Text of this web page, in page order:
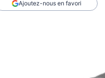
Ajoutez-nous en favori